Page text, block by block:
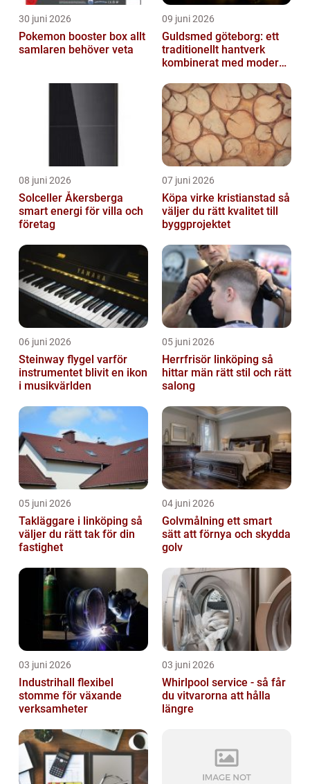
30 juni 2026
Pokemon booster box allt
samlaren behöver veta
09 juni 2026
Guldsmed göteborg: ett
traditionellt hantverk
kombinerat med modern
08 juni 2026
Solceller Åkersberga
smart energi för villa och
företag
07 juni 2026
Köpa virke kristianstad så
väljer du rätt kvalitet till
byggprojektet
06 juni 2026
Steinway flygel varför
instrumentet blivit en ikon
i musikvärlden
05 juni 2026
Herrfrisör linköping så
hittar män rätt stil och rätt
salong
05 juni 2026
Takläggare i linköping så
väljer du rätt tak för din
fastighet
04 juni 2026
Golvmålning ett smart
sätt att förnya och skydda
golv
03 juni 2026
Industrihall flexibel
stomme för växande
verksamheter
03 juni 2026
Whirlpool service - så får
du vitvarorna att hålla
längre